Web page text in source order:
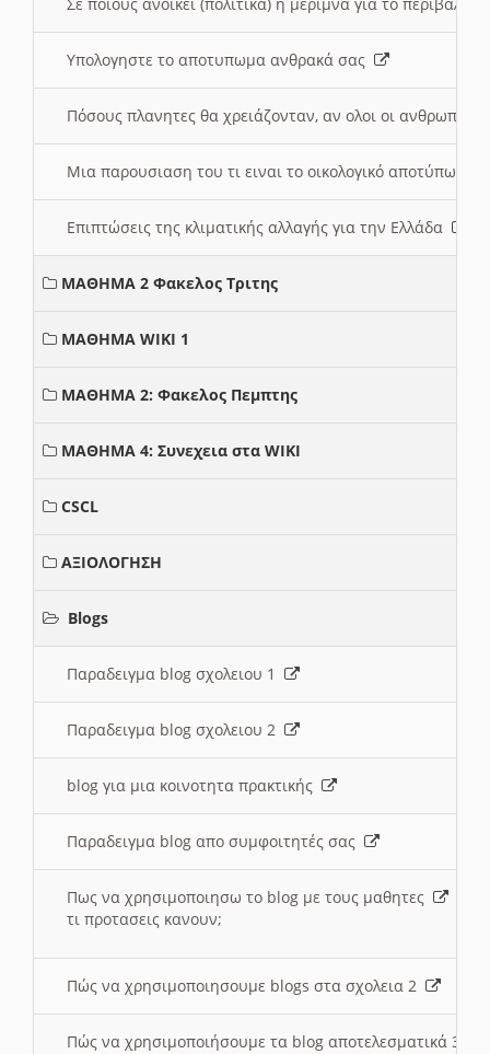
Υπολογηστε το αποτυπωμα ανθρακά σας
Πόσους πλανητες θα χρειάζονταν, αν ολοι οι ανθρωποι
Μια παρουσιαση του τι ειναι το οικολογικό αποτύπωμα
Επιπτώσεις της κλιματικής αλλαγής για την Ελλάδα
ΜΑΘΗΜΑ 2 Φακελος Τριτης
ΜΑΘΗΜΑ WIKI 1
ΜΑΘΗΜΑ 2: Φακελος Πεμπτης
ΜΑΘΗΜΑ 4: Συνεχεια στα WIKI
CSCL
ΑΞΙΟΛΟΓΗΣΗ
Blogs
Παραδειγμα blog σχολειου 1
Παραδειγμα blog σχολειου 2
blog για μια κοινοτητα πρακτικής
Παραδειγμα blog απο συμφοιτητές σας
Πως να χρησιμοποιησω το blog με τους μαθητες
τι προτασεις κανουν;
Πώς να χρησιμοποιησουμε blogs στα σχολεια 2
Πώς να χρησιμοποιήσουμε τα blog αποτελεσματικά 3